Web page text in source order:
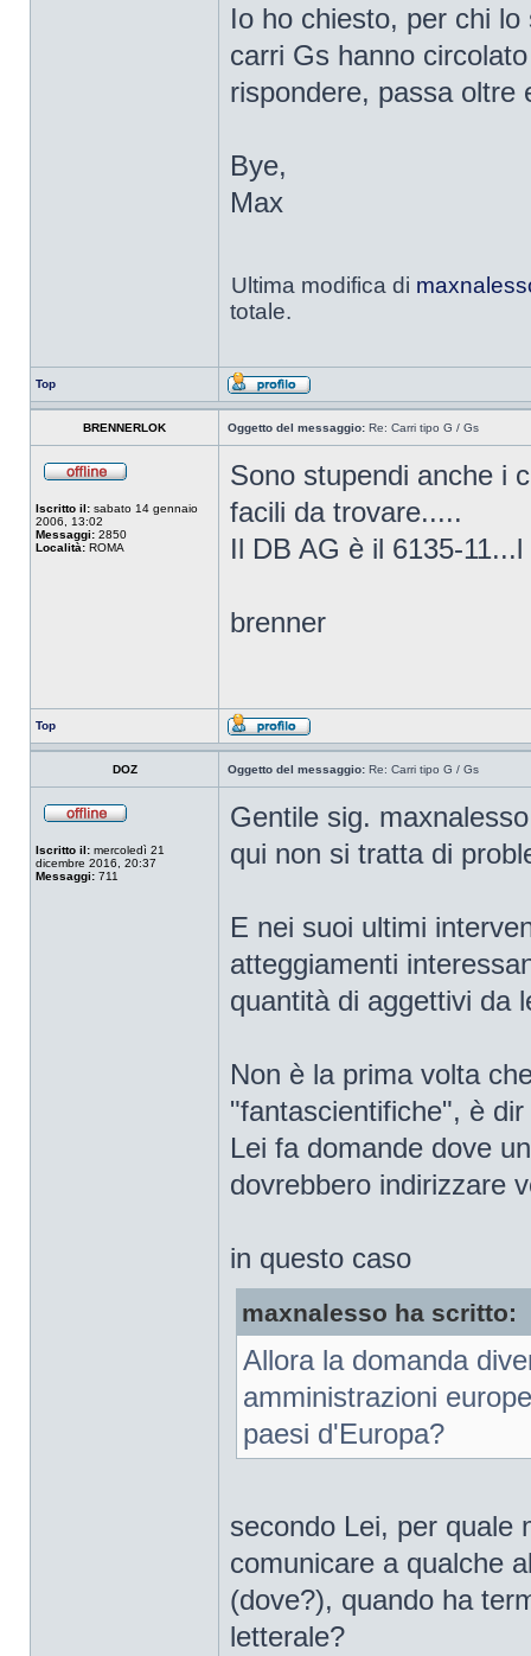
Io ho chiesto, per chi
carri Gs hanno
rispondere, passa
Bye,
Max
Ultima modifica di
totale.
Top
BRENNERLOK Oggetto del messaggio: Re: Carri tipo G / Gs
Iscritto il: sabato 14 gennaio
2006, 13:02
Messaggi: 2850
Località: ROMA
Sono stupendi anche i
facili da trovare.....
Il DB AG è il 6135-
brenner
Top
DOZ Oggetto del messaggio: Re: Carri tipo G / Gs
Iscritto il: mercoledì 21
dicembre 2016, 20:37
Messaggi: 711
Gentile sig.
qui non si tratta di
E nei suoi ultimi
atteggiamenti
quantità di aggettivi da
Non è la prima volta
"fantascientifiche", è
Lei fa domande dove
dovrebbero indirizzare
in questo caso
maxnalesso ha scritto:
Allora la domanda
amministrazioni
paesi d'Europa?
secondo Lei, per quale
comunicare a qualche
(dove?), quando ha
letterale?